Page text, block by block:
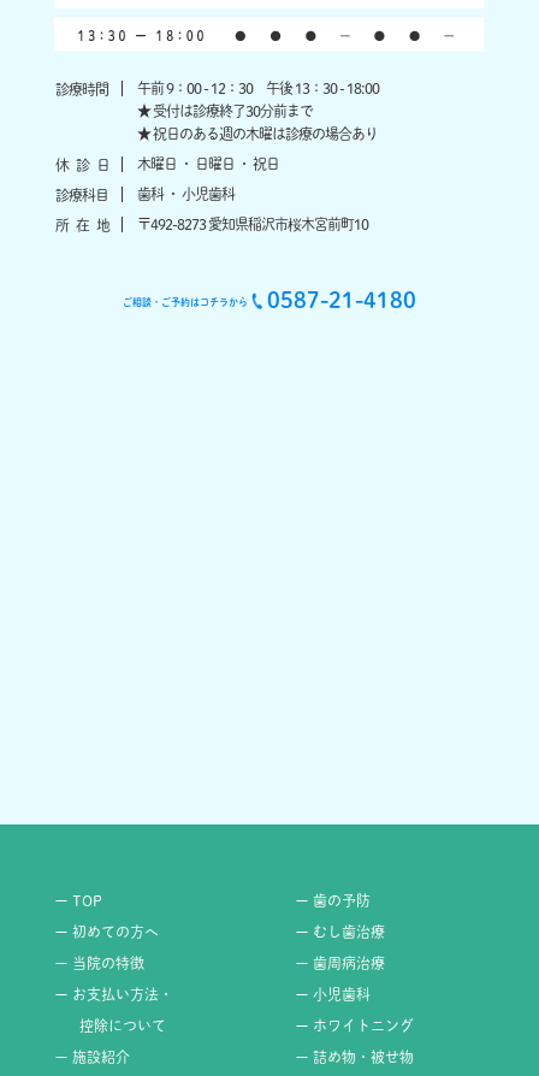
診療時間
午前 9：00 - 12：30 午後 13：30 - 18:00
★ 受付は診療終了30分前まで
★ 祝日のある週の木曜は診療の場合あり
休 診 日 木曜日 ・ 日曜日 ・ 祝日
診療科目 歯科 ・ 小児歯科
所 在 地 〒492-8273 愛知県稲沢市桜木宮前町10
ご相談・ご予約はコチラから 0587-21-4180
ー TOP
ー 初めての方へ
ー 当院の特徴
ー お支払い方法・
控除について
ー 施設紹介
ー 歯の予防
ー むし歯治療
ー 歯周病治療
ー 小児歯科
ー ホワイトニング
ー 詰め物・被せ物